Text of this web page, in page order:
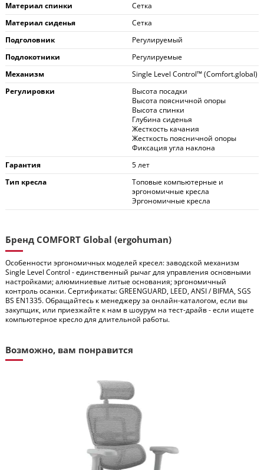
Материал спинки
Сетка
Материал сиденья
Сетка
Подголовник
Регулируемый
Подлокотники
Регулируемые
Механизм
Single Level Control™ (Comfort.global)
Регулировки
Высота посадки
Высота поясничной опоры
Высота спинки
Глубина сиденья
Жесткость качания
Жесткость поясничной опоры
Фиксация угла наклона
Гарантия
5 лет
Тип кресла
Топовые компьютерные и
эргономичные кресла
Эргономичные кресла
Бренд COMFORT Global (ergohuman)
Особенности эргономичных моделей кресел: заводской механизм
Single Level Control - единственный рычаг для управления основными
настройками; алюминиевые литые основания; эргономичный
контроль осанки. Сертификаты: GREENGUARD, LEED, ANSI / BIFMA, SGS
BS EN1335. Обращайтесь к менеджеру за онлайн-каталогом, если вы
закупщик, или приезжайте к нам в шоурум на тест-драйв - если ищете
компьютерное кресло для длительной работы.
Возможно, вам понравится